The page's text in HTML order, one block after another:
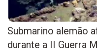
Submarino alemão
durante a II Guerra